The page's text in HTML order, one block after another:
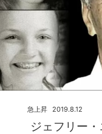
ジェフリー
2019.8.12
急上昇